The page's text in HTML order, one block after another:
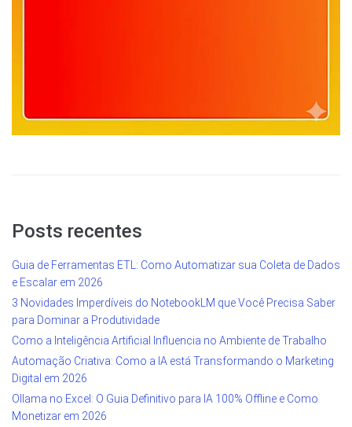
Posts recentes
Guia de Ferramentas ETL: Como Automatizar sua Coleta de Dados
e Escalar em 2026
3 Novidades Imperdíveis do NotebookLM que Você Precisa Saber
para Dominar a Produtividade
Como a Inteligência Artificial Influencia no Ambiente de Trabalho
Automação Criativa: Como a IA está Transformando o Marketing
Digital em 2026
Ollama no Excel: O Guia Definitivo para IA 100% Offline e Como
Monetizar em 2026